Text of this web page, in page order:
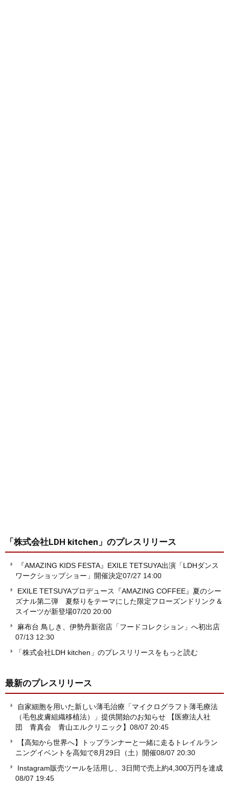
「株式会社LDH kitchen」 のプレスリリース
『AMAZING KIDS FESTA』EXILE TETSUYA出演「LDHダンス
ワークショップショー」開催決定07/27 14:00
EXILE TETSUYAプロデュース『AMAZING COFFEE』夏のシー
ズナル第二弾 夏祭りをテーマにした限定フローズンドリンク＆
スイーツが新登場07/20 20:00
麻布台 鳥しき、伊勢丹新宿店「フードコレクション」へ初出店
07/13 12:30
「株式会社LDH kitchen」のプレスリリースをもっと読む
最新のプレスリリース
自家細胞を用いた新しい薄毛治療「マイクログラフト薄毛療法
（毛包皮膚組織移植法）」提供開始のお知らせ 【医療法人社
団 青真会 青山エルクリニック】 08/07 20:45
【高知から世界へ】トップランナーと一緒に走るトレイルラン
ニングイベントを高知で8月29日（土）開催08/07 20:30
Instagram販売ツールを活用し、3日間で売上約4,300万円を達成
08/07 19:45